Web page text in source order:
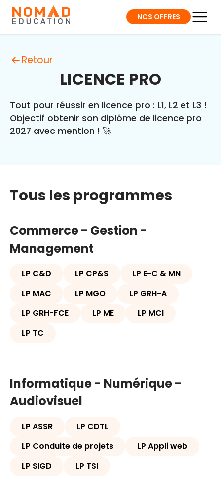
NOS OFFRES
Retour
LICENCE PRO
Tout pour réussir en licence pro : L1, L2 et L3 !
Objectif obtenir son diplôme de licence pro
2027 avec mention ! 🚀
Tous les programmes
Commerce - Gestion -
Management
LP C&D LP CP&S
LP E-C & MN
LP MAC
LP MGO
LP GRH-A
LP GRH-FCE
LP ME
LP MCI
LP TC
Informatique - Numérique -
Audiovisuel
LP ASSR
LP CDTL
LP Conduite de projets
LP Appli web
LP SIGD
LP TSI